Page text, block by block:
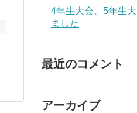
4年生大会、5年生
ました
最近のコメント
アーカイブ